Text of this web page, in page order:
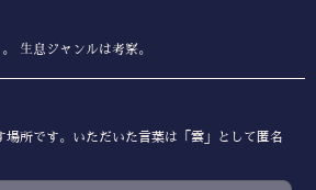
生息ジャンルは考察。
場所です。いただいた言葉は「雲」として匿名